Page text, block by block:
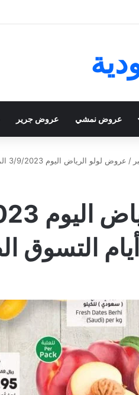
عروض نمشي عروض جرير
/ عروض لولو الرياض اليوم 3/9/2023 الموافق 18 صفر 1445 أيام التسوق الطازج